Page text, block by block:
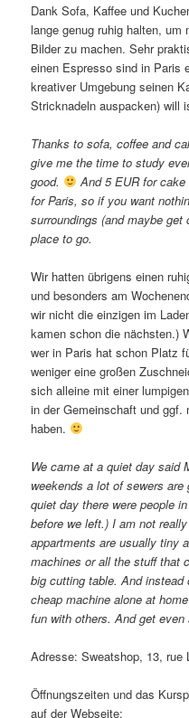
Dank Sofa, Kaffee und
lange genug ruhig halten, um
Bilder zu machen. Sehr
einen Espresso sind in Paris
kreativer Umgebung seinen
Stricknadeln auspacken) will
Thanks to sofa, coffee and
give me the time to study
good.
And 5 EUR for
for Paris, so if you want
surroundings (and maybe get
place to go.
Wir hatten übrigens einen
und besonders am
wir nicht die einzigen im
kamen schon die nächsten.)
wer in Paris hat schon Platz
weniger eine großen
sich alleine mit einer
in der Gemeinschaft und
haben.
We came at a quiet day said
weekends a lot of sewers
quiet day there were people
before we left.) I am not
appartments are usually tiny
machines or all the stuff that
big cutting table. And
cheap machine alone at
fun with others. And get even
Adresse: Sweatshop, 13, rue
Öffnungszeiten und das
auf der Webseite: